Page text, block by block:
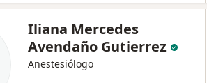
Iliana Mercedes
Avendaño Gutierrez
Anestesiólogo